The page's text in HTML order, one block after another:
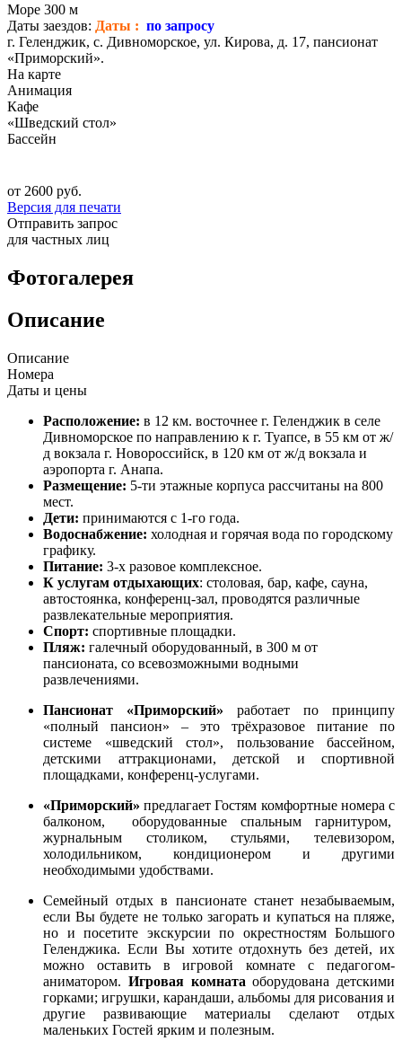
Море 300 м
Даты заездов: Даты : по запросу
г. Геленджик, с. Дивноморское, ул. Кирова, д. 17, пансионат
«Приморский».
На карте
Анимация
Кафе
«Шведский стол»
Бассейн
от 2600 руб.
Версия для печати
Отправить запрос
для частных лиц
Фотогалерея
Описание
Описание
Номера
Даты и цены
Расположение: в 12 км. восточнее г. Геленджик в селе
Дивноморское по направлению к г. Туапсе, в 55 км от ж/
д вокзала г. Новороссийск, в 120 км от ж/д вокзала и
аэропорта г. Анапа.
Размещение: 5-ти этажные корпуса рассчитаны на 800
мест.
Дети: принимаются с 1-го года.
Водоснабжение: холодная и горячая вода по городскому
графику.
Питание: 3-х разовое комплексное.
К услугам отдыхающих: столовая, бар, кафе, сауна,
автостоянка, конференц-зал, проводятся различные
развлекательные мероприятия.
Спорт: спортивные площадки.
Пляж: галечный оборудованный, в 300 м от
пансионата, со всевозможными водными
развлечениями.
Пансионат «Приморский» работает по принципу
«полный пансион» – это трёхразовое питание по
системе «шведский стол», пользование бассейном,
детскими аттракционами, детской и спортивной
площадками, конференц-услугами.
«Приморский» предлагает Гостям комфортные номера с
балконом, оборудованные спальным гарнитуром,
журнальным столиком, стульями, телевизором,
холодильником, кондиционером и другими
необходимыми удобствами.
Семейный отдых в пансионате станет незабываемым,
если Вы будете не только загорать и купаться на пляже,
но и посетите экскурсии по окрестностям Большого
Геленджика. Если Вы хотите отдохнуть без детей, их
можно оставить в игровой комнате с педагогом-
аниматором. Игровая комната оборудована детскими
горками; игрушки, карандаши, альбомы для рисования и
другие развивающие материалы сделают отдых
маленьких Гостей ярким и полезным.